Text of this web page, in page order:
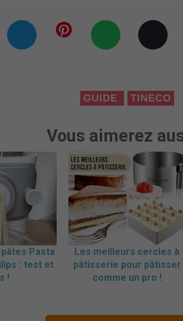
GUIDE TINECO
Vous aimerez
Pasta
: test et
!
Les meilleurs cercles à
pâtisserie pour pâtisser
comme un pro !